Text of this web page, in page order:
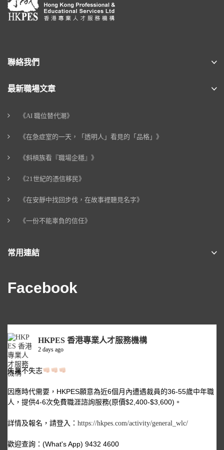
聯絡我們
最新職場文章
《AI 職位替代潮》
《在急症室的一天，「透明人」看見的「品格」》
《斜槓族看『職場企穩』》
《21世紀的憑信移民》
《在安靜中找回步伐，在故事裡聽見名字》
《一份不能辜負的信任》
常用連結
Facebook
HKPES 香港專業人才服務機構
2 days ago
失業不失志
因應時代需要，HKPES願意為近6個月內遭遇裁員的36-55歲中年職
人，提供4-6次免費職涯諮詢服務(原價$2,400-$3,600)。
詳情及報名，請登入： https://hkpes.com/activity/general_wlc/
歡迎查詢：(What's App) 9432 4600